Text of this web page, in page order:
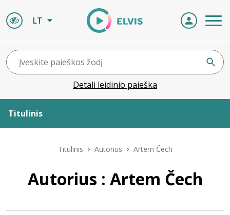
LT
Detali leidinio paieška
Titulinis
Leidiniai
Titulinis Autorius Artem Čech
Autorius : Artem Čech